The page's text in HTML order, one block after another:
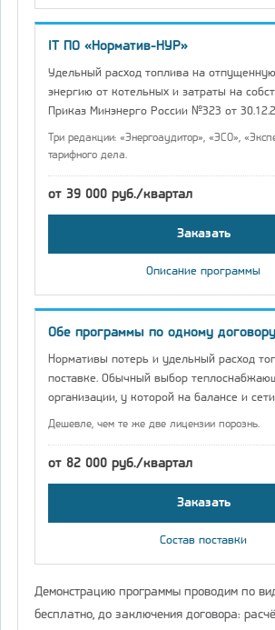
IT ПО «Норматив-НУР»
Удельный расход топлива на
энергию от котельных и затраты на
Приказ Минэнерго России №323 от
Три редакции: «Энергоаудитор», «ЭСО»,
тарифного дела.
от 39 000 руб./квартал
Заказать
Описание программы
Обе программы по одному договору
Нормативы потерь и удельный расход
поставке. Обычный выбор
организации, у которой на балансе и
Дешевле, чем те же две лицензии порознь.
от 82 000 руб./квартал
Заказать
Состав поставки
Демонстрацию программы проводим по
бесплатно, до заключения договора: